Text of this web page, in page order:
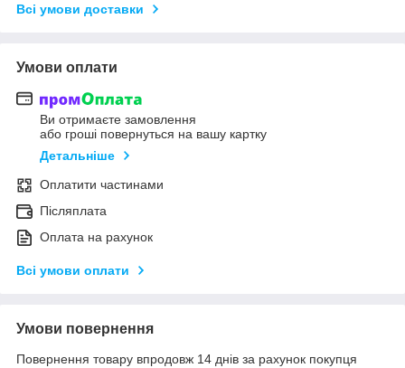
Всі умови доставки
Умови оплати
Ви отримаєте замовлення
або гроші повернуться на вашу картку
Детальніше
Оплатити частинами
Післяплата
Оплата на рахунок
Всі умови оплати
Умови повернення
Повернення товару впродовж 14 днів за рахунок покупця